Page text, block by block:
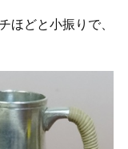
ほどと小振りで、